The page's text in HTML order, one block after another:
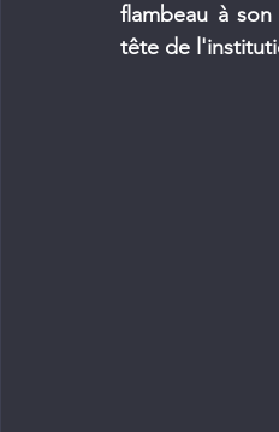
flambeau à
tête de